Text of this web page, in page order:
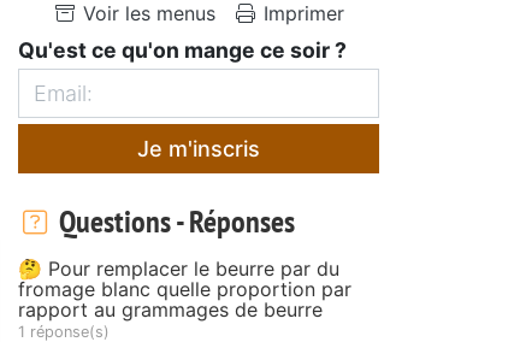
Voir les menus Imprimer
Qu'est ce qu'on mange ce soir ?
Je m'inscris
Questions - Réponses
🤔 Pour remplacer le beurre par du
fromage blanc quelle proportion par
rapport au grammages de beurre
1 réponse(s)